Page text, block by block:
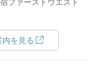
ファーストウエスト
内を見る